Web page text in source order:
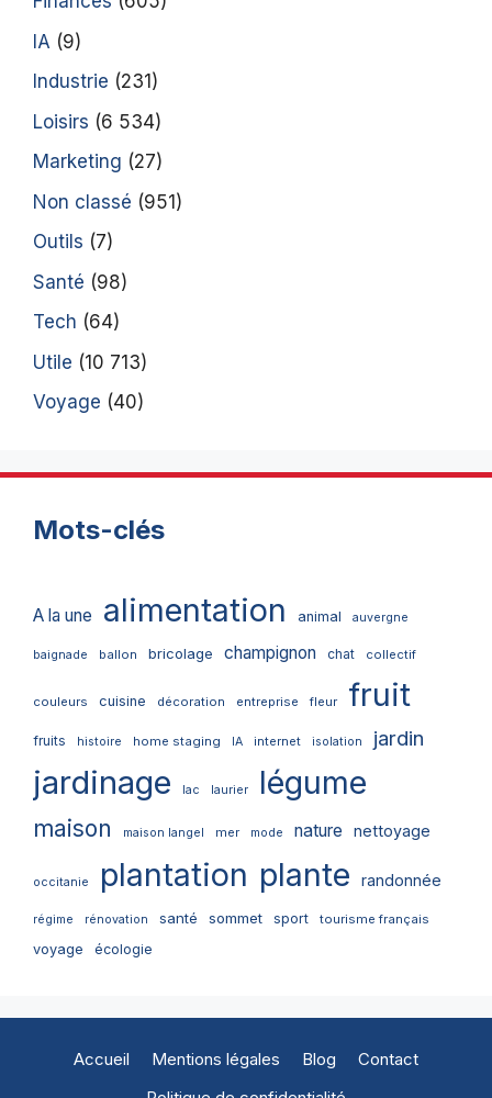
IA (9)
Industrie (231)
Loisirs (6 534)
Marketing (27)
Non classé (951)
Outils (7)
Santé (98)
Tech (64)
Utile (10 713)
Voyage (40)
Mots-clés
A la une alimentation animal auvergne
baignade ballon bricolage champignon chat collectif
couleurs cuisine décoration entreprise fleur fruit
fruits histoire home staging IA internet isolation jardin
jardinage lac laurier légume
maison maison langel mer mode nature nettoyage
occitanie plantation plante randonnée
régime rénovation santé sommet sport tourisme français
voyage écologie
Accueil Mentions légales Blog
Contact